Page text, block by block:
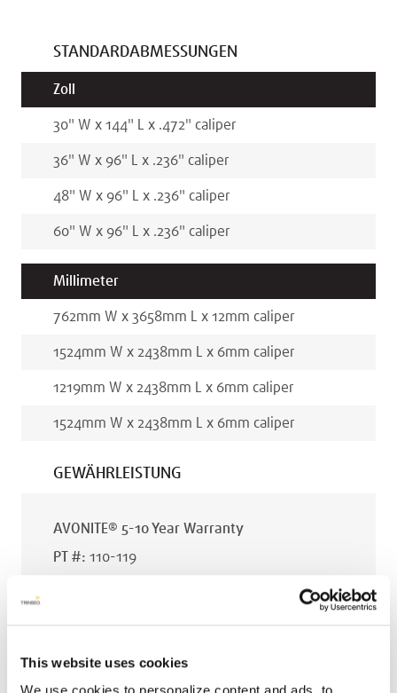
This website uses cookies
STANDARDABMESSUNGEN
Zoll
30" W x 144" L x .472" caliper
36" W x 96" L x .236" caliper
48" W x 96" L x .236" caliper
60" W x 96" L x .236" caliper
Millimeter
762mm W x 3658mm L x 12mm caliper
1524mm W x 2438mm L x 6mm caliper
1219mm W x 2438mm L x 6mm caliper
1524mm W x 2438mm L x 6mm caliper
GEWÄHRLEISTUNG
AVONITE® 5-10 Year Warranty
PT #: 110-119
EN